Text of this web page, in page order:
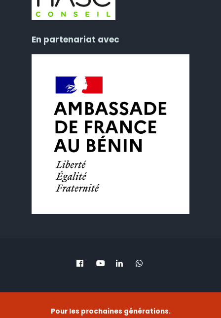
En partenariat avec
Pour les prochaines générations.